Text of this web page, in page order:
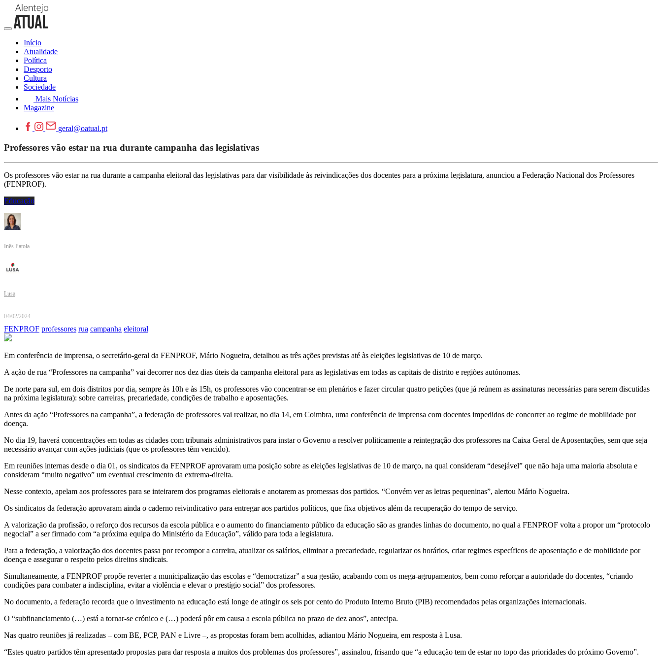
Início
Atualidade
Política
Desporto
Cultura
Sociedade
Mais Notícias
Magazine
geral@oatual.pt
Professores vão estar na rua durante campanha das legislativas
Os professores vão estar na rua durante a campanha eleitoral das legislativas para dar visibilidade às reivindicações dos docentes para a próxima legislatura, anunciou a Federação Nacional dos Professores
(FENPROF).
Educação
Inês Patola
Lusa
04/02/2024
FENPROF professores rua campanha eleitoral
Em conferência de imprensa, o secretário-geral da FENPROF, Mário Nogueira, detalhou as três ações previstas até às eleições legislativas de 10 de março.
A ação de rua “Professores na campanha” vai decorrer nos dez dias úteis da campanha eleitoral para as legislativas em todas as capitais de distrito e regiões autónomas.
De norte para sul, em dois distritos por dia, sempre às 10h e às 15h, os professores vão concentrar-se em plenários e fazer circular quatro petições (que já reúnem as assinaturas necessárias para serem discutidas
na próxima legislatura): sobre carreiras, precariedade, condições de trabalho e aposentações.
Antes da ação “Professores na campanha”, a federação de professores vai realizar, no dia 14, em Coimbra, uma conferência de imprensa com docentes impedidos de concorrer ao regime de mobilidade por
doença.
No dia 19, haverá concentrações em todas as cidades com tribunais administrativos para instar o Governo a resolver politicamente a reintegração dos professores na Caixa Geral de Aposentações, sem que seja
necessário avançar com ações judiciais (que os professores têm vencido).
Em reuniões internas desde o dia 01, os sindicatos da FENPROF aprovaram uma posição sobre as eleições legislativas de 10 de março, na qual consideram “desejável” que não haja uma maioria absoluta e
consideram “muito negativo” um eventual crescimento da extrema-direita.
Nesse contexto, apelam aos professores para se inteirarem dos programas eleitorais e anotarem as promessas dos partidos. “Convém ver as letras pequeninas”, alertou Mário Nogueira.
Os sindicatos da federação aprovaram ainda o caderno reivindicativo para entregar aos partidos políticos, que fixa objetivos além da recuperação do tempo de serviço.
A valorização da profissão, o reforço dos recursos da escola pública e o aumento do financiamento público da educação são as grandes linhas do documento, no qual a FENPROF volta a propor um “protocolo
negocial” a ser firmado com “a próxima equipa do Ministério da Educação”, válido para toda a legislatura.
Para a federação, a valorização dos docentes passa por recompor a carreira, atualizar os salários, eliminar a precariedade, regularizar os horários, criar regimes específicos de aposentação e de mobilidade por
doença e assegurar o respeito pelos direitos sindicais.
Simultaneamente, a FENPROF propõe reverter a municipalização das escolas e “democratizar” a sua gestão, acabando com os mega-agrupamentos, bem como reforçar a autoridade do docentes, “criando
condições para combater a indisciplina, evitar a violência e elevar o prestígio social” dos professores.
No documento, a federação recorda que o investimento na educação está longe de atingir os seis por cento do Produto Interno Bruto (PIB) recomendados pelas organizações internacionais.
O “subfinanciamento (…) está a tornar-se crónico e (…) poderá pôr em causa a escola pública no prazo de dez anos”, antecipa.
Nas quatro reuniões já realizadas – com BE, PCP, PAN e Livre –, as propostas foram bem acolhidas, adiantou Mário Nogueira, em resposta à Lusa.
“Estes quatro partidos têm apresentado propostas para dar resposta a muitos dos problemas dos professores”, assinalou, frisando que “a educação tem de estar no topo das prioridades do próximo Governo”.